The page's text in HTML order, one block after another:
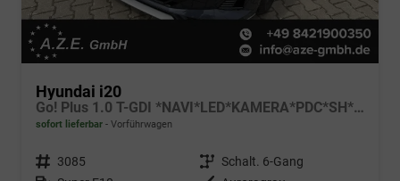
Hyundai i20
Go! Plus 1.0 T-GDI *NAVI*LED*KAMERA*PDC*SH*LHZ*2026!
sofort lieferbar Vorführwagen
Fahrzeugnr. 3085 Getriebe Schalt. 6-Gang